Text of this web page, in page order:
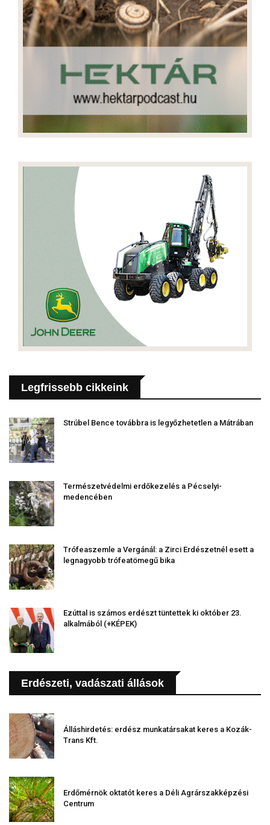
Legfrissebb cikkeink
Strúbel Bence továbbra is legyőzhetetlen a Mátrában
Természetvédelmi erdőkezelés a Pécselyi-
medencében
Trófeaszemle a Vergánál: a Zirci Erdészetnél esett a
legnagyobb trófeatömegű bika
Ezúttal is számos erdészt tüntettek ki október 23.
alkalmából (+KÉPEK)
Erdészeti, vadászati állások
Álláshirdetés: erdész munkatársakat keres a Kozák-
Trans Kft.
Erdőmérnök oktatót keres a Déli Agrárszakképzési
Centrum